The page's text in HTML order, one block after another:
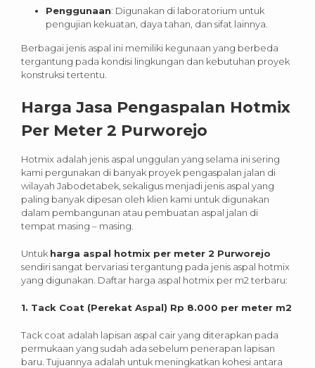
Penggunaan: Digunakan di laboratorium untuk
pengujian kekuatan, daya tahan, dan sifat lainnya.
Berbagai jenis aspal ini memiliki kegunaan yang berbeda
tergantung pada kondisi lingkungan dan kebutuhan proyek
konstruksi tertentu.
Harga Jasa Pengaspalan Hotmix
Per Meter 2 Purworejo
Hotmix adalah jenis aspal unggulan yang selama ini sering
kami pergunakan di banyak proyek pengaspalan jalan di
wilayah Jabodetabek, sekaligus menjadi jenis aspal yang
paling banyak dipesan oleh klien kami untuk digunakan
dalam pembangunan atau pembuatan aspal jalan di
tempat masing – masing.
Untuk harga aspal hotmix per meter 2 Purworejo
sendiri sangat bervariasi tergantung pada jenis aspal hotmix
yang digunakan. Daftar harga aspal hotmix per m2 terbaru:
1. Tack Coat (Perekat Aspal) Rp 8.000 per meter m2
Tack coat adalah lapisan aspal cair yang diterapkan pada
permukaan yang sudah ada sebelum penerapan lapisan
baru. Tujuannya adalah untuk meningkatkan kohesi antara